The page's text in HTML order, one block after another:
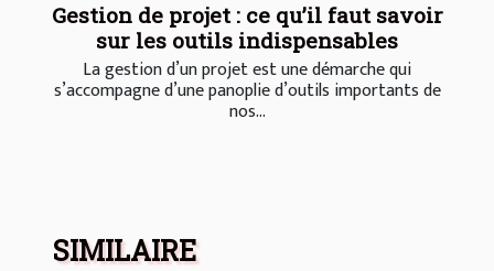
Gestion de projet : ce qu’il faut savoir
sur les outils indispensables
La gestion d’un projet est une démarche qui
s’accompagne d’une panoplie d’outils importants de
nos...
SIMILAIRE